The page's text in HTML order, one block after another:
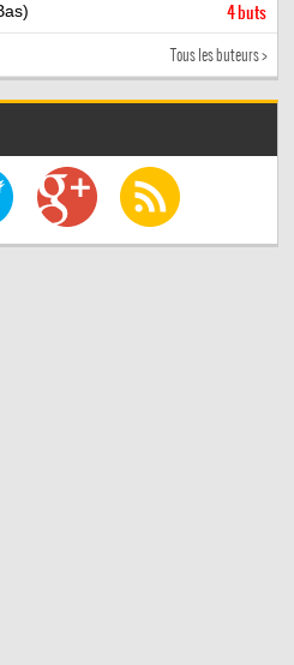
4 buts
Tous les buteurs >